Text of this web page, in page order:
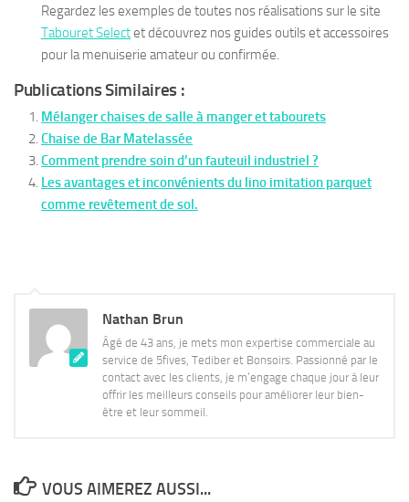
Regardez les exemples de toutes nos réalisations sur le site
Tabouret Selectet découvrez nos guides outils et accessoires
pour la menuiserie amateur ou confirmée.
Publications Similaires :
Mélanger chaises de salle à manger et tabourets
Chaise de Bar Matelassée
Comment prendre soin d’un fauteuil industriel ?
Les avantages et inconvénients du lino imitation parquet
comme revêtement de sol.
Nathan Brun
Âgé de 43 ans, je mets mon expertise commerciale au
service de 5fives, Tediber et Bonsoirs. Passionné par le
contact avec les clients, je m’engage chaque jour à leur
offrir les meilleurs conseils pour améliorer leur bien-
être et leur sommeil.
VOUS AIMEREZ AUSSI...